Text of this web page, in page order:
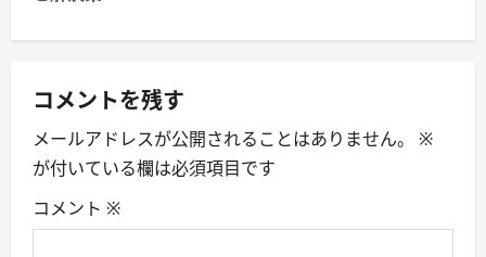
a
v
i
g
a
コメントを残す
メールアドレスが公開されることはありません。
※
が付いている欄は必須項目です
コメント ※